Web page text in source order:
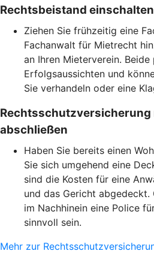
Rechtsbeistand einschalten
Ziehen Sie frühzeitig eine
Fachanwalt für Mietrecht
an Ihren Mieterverein. Beide
Erfolgsaussichten und
Sie verhandeln oder eine
Rechtsschutzversicherung
abschließen
Haben Sie bereits einen
Sie sich umgehend eine
sind die Kosten für eine
und das Gericht abgedeckt.
im Nachhinein eine Police
sinnvoll sein.
Mehr zur